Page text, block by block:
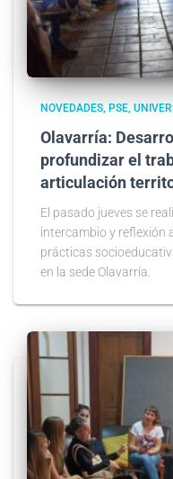
NOVEDADES PSE
Olavarría:
profundizar el
articulación
El pasado jueves se
intercambio y reflexión
prácticas
en la sede Olavarría.